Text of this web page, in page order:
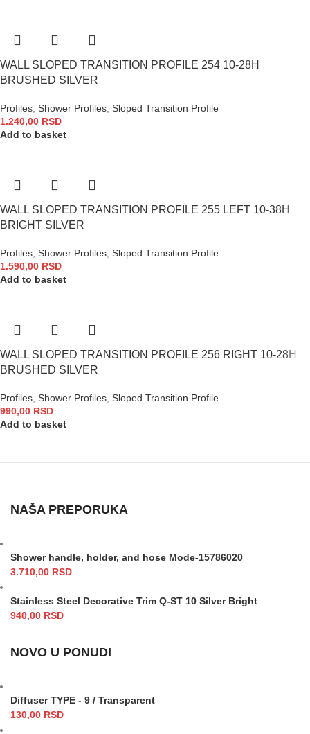
WALL SLOPED TRANSITION PROFILE 254 10-28H
BRUSHED SILVER
Profiles, Shower Profiles, Sloped Transition Profile
1.240,00 RSD
Add to basket
WALL SLOPED TRANSITION PROFILE 255 LEFT 10-38H
BRIGHT SILVER
Profiles, Shower Profiles, Sloped Transition Profile
1.590,00 RSD
Add to basket
WALL SLOPED TRANSITION PROFILE 256 RIGHT 10-28H
BRUSHED SILVER
Profiles, Shower Profiles, Sloped Transition Profile
990,00 RSD
Add to basket
NAŠA PREPORUKA
Shower handle, holder, and hose Mode-15786020
3.710,00 RSD
Stainless Steel Decorative Trim Q-ST 10 Silver Bright
940,00 RSD
NOVO U PONUDI
Diffuser TYPE - 9 / Transparent
130,00 RSD